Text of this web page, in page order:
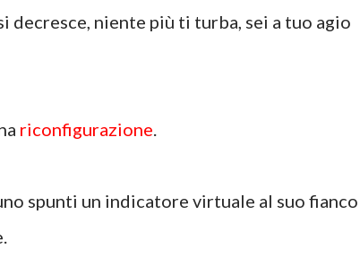
decresce, niente più ti turba, sei a tuo agio
riconfigurazione.
spunti un indicatore virtuale al suo fianco